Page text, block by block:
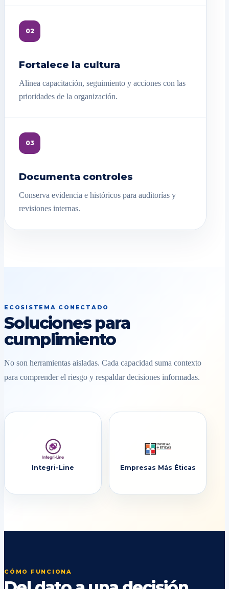
02
Fortalece la cultura
Alinea capacitación, seguimiento y acciones con las
prioridades de la organización.
03
Documenta controles
Conserva evidencia e históricos para auditorías y
revisiones internas.
ECOSISTEMA CONECTADO
Soluciones para
cumplimiento
No son herramientas aisladas. Cada capacidad suma contexto
para comprender el riesgo y respaldar decisiones informadas.
Integri-Line Empresas Más Éticas
CÓMO FUNCIONA